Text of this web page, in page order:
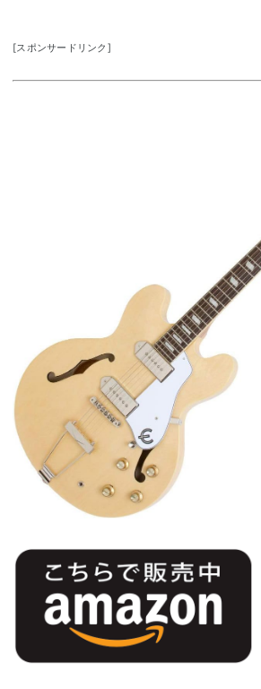
[スポンサードリンク]